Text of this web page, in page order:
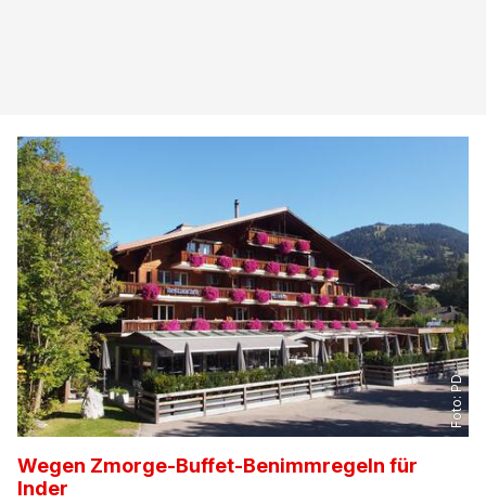
Foto:
PD
Wegen Zmorge-Buffet-Benimmregeln für
Inder